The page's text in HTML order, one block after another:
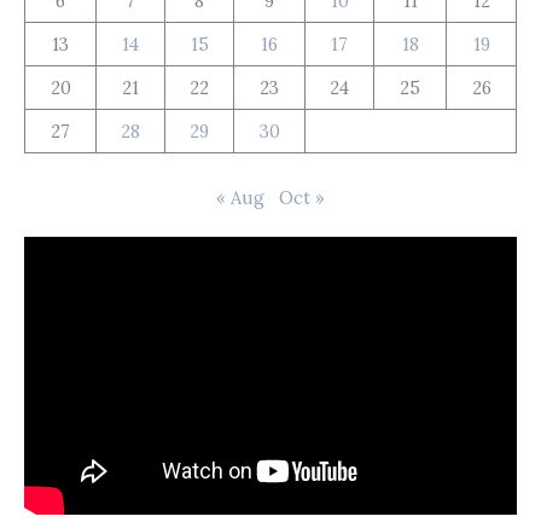
13
14 15 16 17 18
19
20
21 22 23 24 25
26
27
28 29 30
« Aug Oct »